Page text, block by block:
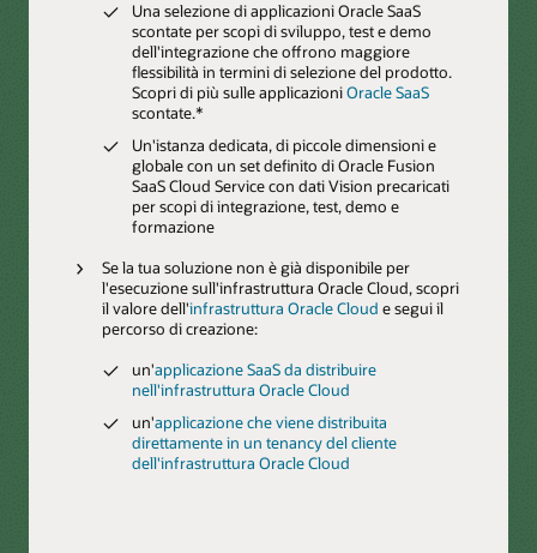
Una selezione di applicazioni Oracle SaaS
scontate per scopi di sviluppo, test e demo
dell'integrazione che offrono maggiore
flessibilità in termini di selezione del prodotto.
Scopri di più sulle applicazioniOracle SaaS
scontate.*
Un'istanza dedicata, di piccole dimensioni e
globale con un set definito di Oracle Fusion
SaaS Cloud Service con dati Vision precaricati
per scopi di integrazione, test, demo e
formazione
Se la tua soluzione non è già disponibile per
l'esecuzione sull'infrastruttura Oracle Cloud, scopri
il valore dell'infrastruttura Oracle Cloud e segui il
percorso di creazione:
un'applicazione SaaS da distribuire
nell'infrastruttura Oracle Cloud
un'applicazione che viene distribuita
direttamente in un tenancy del cliente
dell'infrastruttura Oracle Cloud